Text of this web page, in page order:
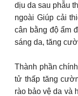
dịu da sau phẫu
ngoài Giúp cải
cân bằng độ ẩm
sáng da, tăng
Thành phần
tử thấp tăng
rào bảo vệ da và